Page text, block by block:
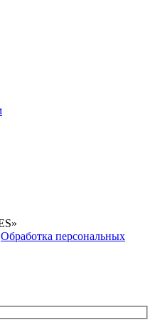
Обработка персональных